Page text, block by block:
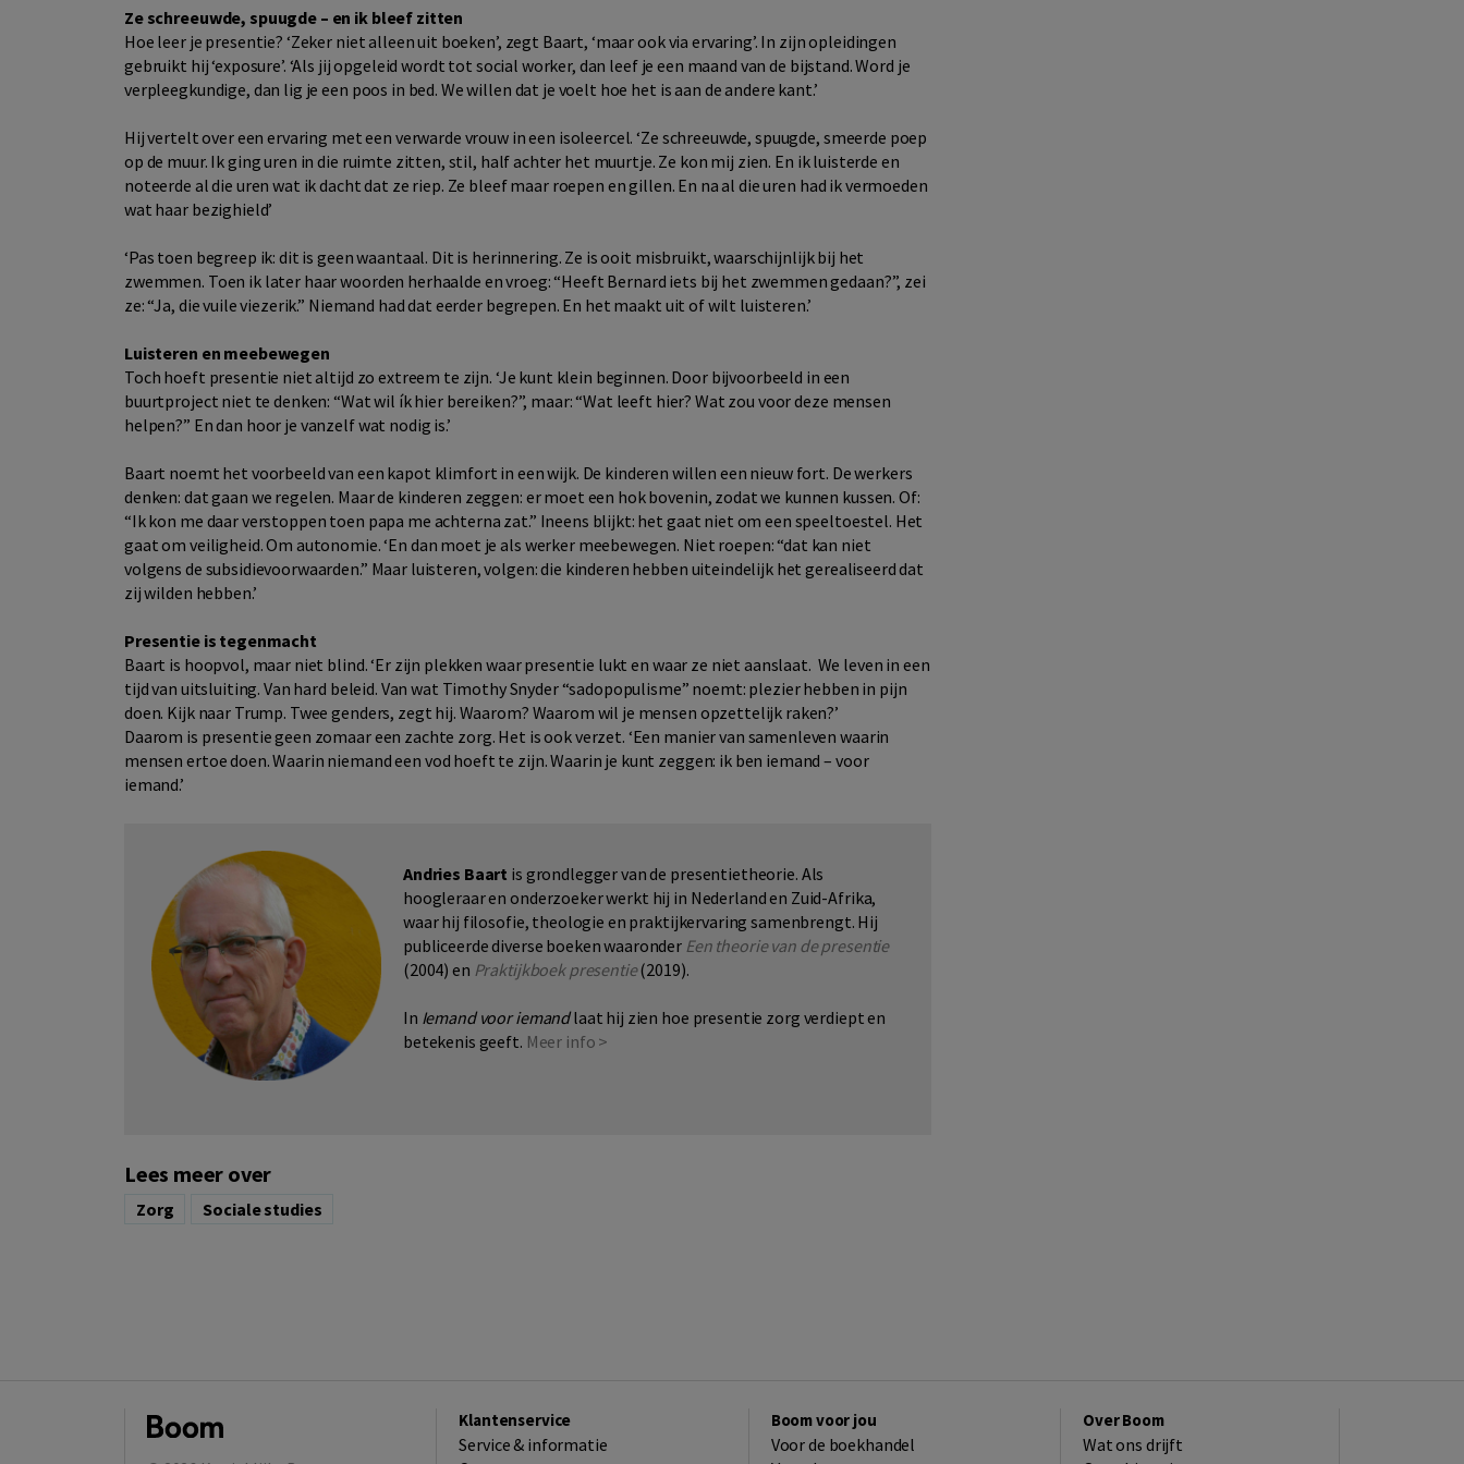
Ze schreeuwde, spuugde – en ik bleef zitten
Hoe leer je presentie? ‘Zeker niet alleen uit boeken’, zegt Baart, ‘maar ook via ervaring’. In zijn opleidingen
gebruikt hij ‘exposure’. ‘Als jij opgeleid wordt tot social worker, dan leef je een maand van de bijstand. Word je
verpleegkundige, dan lig je een poos in bed. We willen dat je voelt hoe het is aan de andere kant.’
Hij vertelt over een ervaring met een verwarde vrouw in een isoleercel. ‘Ze schreeuwde, spuugde, smeerde poep
op de muur. Ik ging uren in die ruimte zitten, stil, half achter het muurtje. Ze kon mij zien. En ik luisterde en
noteerde al die uren wat ik dacht dat ze riep. Ze bleef maar roepen en gillen. En na al die uren had ik vermoeden
wat haar bezighield’
‘Pas toen begreep ik: dit is geen waantaal. Dit is herinnering. Ze is ooit misbruikt, waarschijnlijk bij het
zwemmen. Toen ik later haar woorden herhaalde en vroeg: “Heeft Bernard iets bij het zwemmen gedaan?”, zei
ze: “Ja, die vuile viezerik.” Niemand had dat eerder begrepen. En het maakt uit of wilt luisteren.’
Luisteren en meebewegen
Toch hoeft presentie niet altijd zo extreem te zijn. ‘Je kunt klein beginnen. Door bijvoorbeeld in een
buurtproject niet te denken: “Wat wil ík hier bereiken?”, maar: “Wat leeft hier? Wat zou voor deze mensen
helpen?” En dan hoor je vanzelf wat nodig is.’
Baart noemt het voorbeeld van een kapot klimfort in een wijk. De kinderen willen een nieuw fort. De werkers
denken: dat gaan we regelen. Maar de kinderen zeggen: er moet een hok bovenin, zodat we kunnen kussen. Of:
“Ik kon me daar verstoppen toen papa me achterna zat.” Ineens blijkt: het gaat niet om een speeltoestel. Het
gaat om veiligheid. Om autonomie. ‘En dan moet je als werker meebewegen. Niet roepen: “dat kan niet
volgens de subsidievoorwaarden.” Maar luisteren, volgen: die kinderen hebben uiteindelijk het gerealiseerd dat
zij wilden hebben.’
Presentie is tegenmacht
Baart is hoopvol, maar niet blind. ‘Er zijn plekken waar presentie lukt en waar ze niet aanslaat. We leven in een
tijd van uitsluiting. Van hard beleid. Van wat Timothy Snyder “sadopopulisme” noemt: plezier hebben in pijn
doen. Kijk naar Trump. Twee genders, zegt hij. Waarom? Waarom wil je mensen opzettelijk raken?’
Daarom is presentie geen zomaar een zachte zorg. Het is ook verzet. ‘Een manier van samenleven waarin
mensen ertoe doen. Waarin niemand een vod hoeft te zijn. Waarin je kunt zeggen: ik ben iemand – voor
iemand.’
Andries Baart is grondlegger van de presentietheorie. Als
hoogleraar en onderzoeker werkt hij in Nederland en Zuid-Afrika,
waar hij filosofie, theologie en praktijkervaring samenbrengt. Hij
publiceerde diverse boeken waaronder Een theorie van de presentie
(2004) en Praktijkboek presentie(2019).
In Iemand voor iemandlaat hij zien hoe presentie zorg verdiept en
betekenis geeft. Meer info >
Lees meer over
Zorg Sociale studies
Klantenservice
Service & informatie
Boom voor jou
Voor de boekhandel
Over Boom
Wat ons drijft